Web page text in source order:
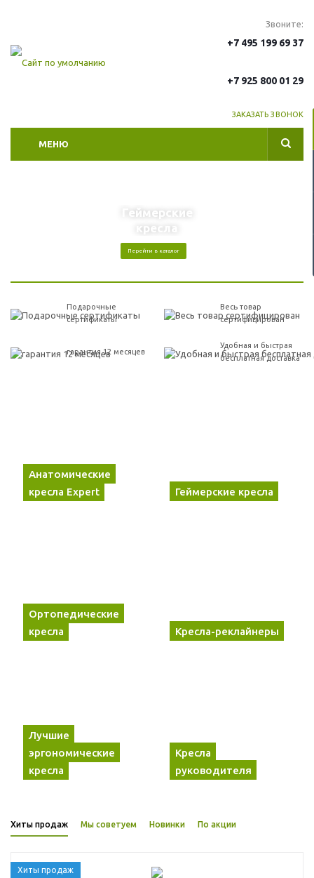
Звоните:
+7 495 199 69 37
+7 925 800 01 29
ЗАКАЗАТЬ ЗВОНОК
МЕНЮ
Геймерские
кресла
Перейти в каталог
Подарочные
сертификаты
Весь товар
сертифицирован
гарантия 12 месяцев
Удобная и быстрая
бесплатная доставка
Анатомические
кресла Expert
Геймерские кресла
Ортопедические
кресла
Кресла-реклайнеры
Лучшие
эргономические
кресла
Кресла
руководителя
Хиты продаж Мы советуем Новинки По акции
Хиты продаж